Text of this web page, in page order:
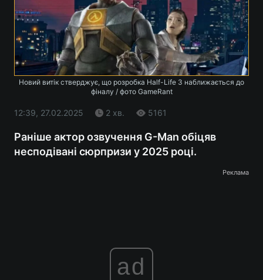
Новий витік стверджує, що розробка Half-Life 3 наближається до
фіналу / фото GameRant
12:39, 27.02.2025 2 хв. 5161
Раніше актор озвучення G-Man обіцяв
несподівані сюрпризи у 2025 році.
Реклама
ad